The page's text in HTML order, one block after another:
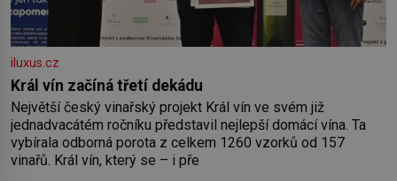
iluxus.cz
Král vín začíná třetí dekádu
Největší český vinařský projekt Král vín ve svém již
jednadvacátém ročníku představil nejlepší domácí vína. Ta
vybírala odborná porota z celkem 1260 vzorků od 157
vinařů. Král vín, který se – i pře